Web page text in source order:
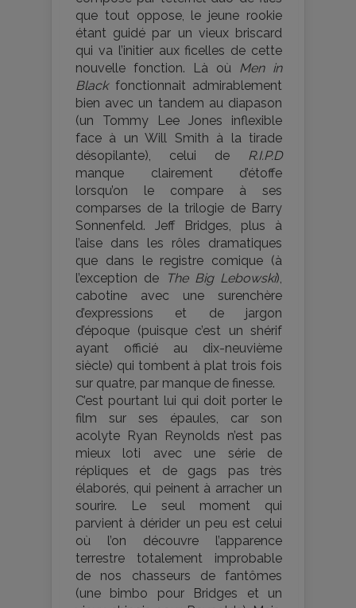
que tout oppose, le jeune rookie
étant guidé par un vieux briscard
qui va l’initier aux ficelles de cette
nouvelle fonction. Là où Men in
Blackfonctionnait admirablement
bien avec un tandem au diapason
(un Tommy Lee Jones inflexible
face à un Will Smith à la tirade
désopilante), celui de R.I.P.D
manque clairement d’étoffe
lorsqu’on le compare à ses
comparses de la trilogie de Barry
Sonnenfeld. Jeff Bridges, plus à
l’aise dans les rôles dramatiques
que dans le registre comique (à
l’exception de
The Big Lebowski),
cabotine avec une surenchère
d’expressions et de jargon
d’époque (puisque c’est un shérif
ayant officié au dix-neuvième
siècle) qui tombent à plat trois fois
sur quatre, par manque de finesse.
C’est pourtant lui qui doit porter le
film sur ses épaules, car son
acolyte Ryan Reynolds n’est pas
mieux loti avec une série de
répliques et de gags pas très
élaborés, qui peinent à arracher un
sourire. Le seul moment qui
parvient à dérider un peu est celui
où l’on découvre l’apparence
terrestre totalement improbable
de nos chasseurs de fantômes
(une bimbo pour Bridges et un